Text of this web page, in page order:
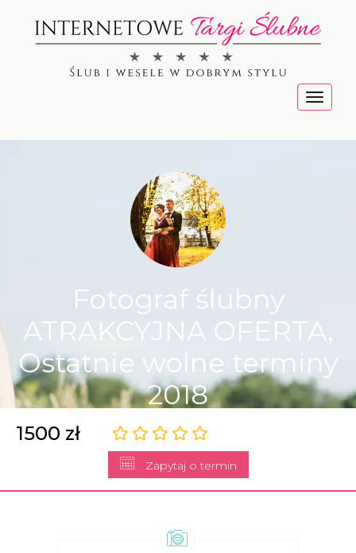
Menu
Fotograf ślubny
ATRAKCYJNA OFERTA,
Ostatnie wolne terminy
2018
1500 zł
Zapytaj o termin